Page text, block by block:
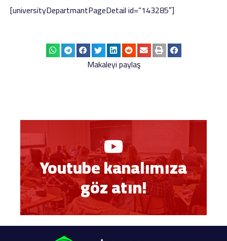
[universityDepartmantPageDetail id=”143285″]
Makaleyi paylaş
Youtube kanalımıza
göz atın!